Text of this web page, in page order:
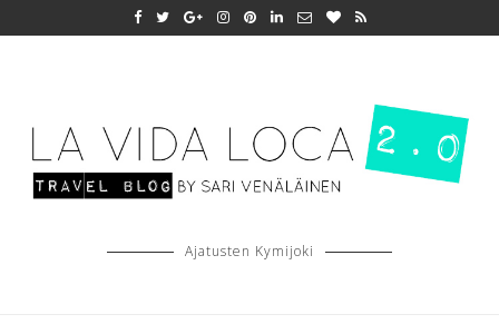
Ajatusten Kymijoki